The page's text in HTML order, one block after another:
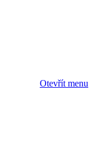
Otevřít menu